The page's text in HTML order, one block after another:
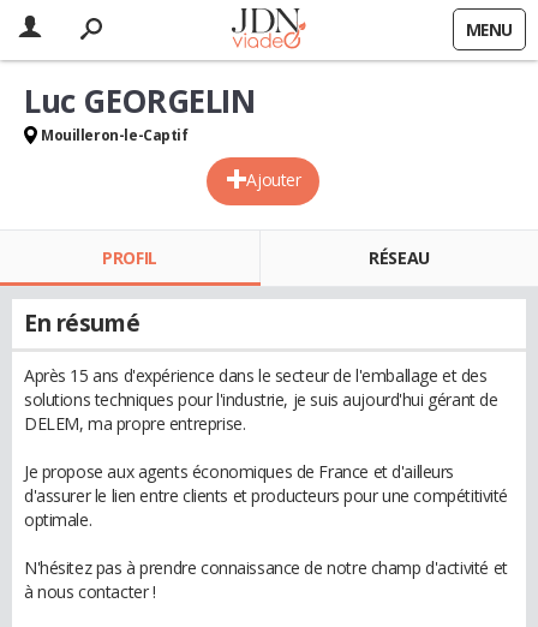
MENU
Ajouter
Luc GEORGELIN
Mouilleron-le-Captif
PROFIL RÉSEAU
En résumé
Après 15 ans d'expérience dans le secteur de l'emballage et des
solutions techniques pour l'industrie, je suis aujourd'hui gérant de
DELEM, ma propre entreprise.
Je propose aux agents économiques de France et d'ailleurs
d'assurer le lien entre clients et producteurs pour une compétitivité
optimale.
N'hésitez pas à prendre connaissance de notre champ d'activité et
à nous contacter !